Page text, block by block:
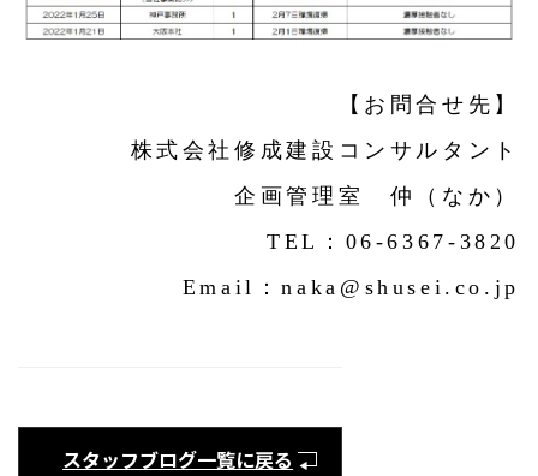
【お問合せ先】
株式会社修成建設コンサルタント
企画管理室 仲（なか）
TEL：06-6367-3820
Email：naka@shusei.co.jp
スタッフブログ一覧に戻る